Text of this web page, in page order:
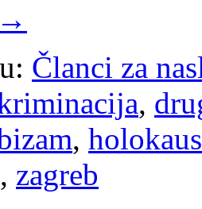
Članci za
,
,
, zagreb